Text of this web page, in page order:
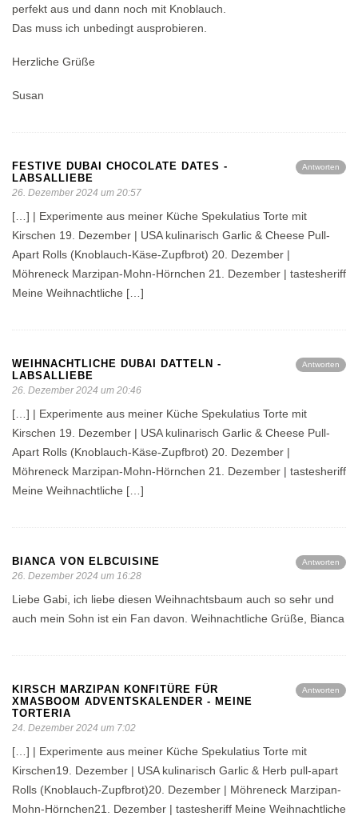
perfekt aus und dann noch mit Knoblauch.
Das muss ich unbedingt ausprobieren.
Herzliche Grüße
Susan
Antworten
FESTIVE DUBAI CHOCOLATE DATES -
LABSALLIEBE
26. Dezember 2024 um 20:57
[…] | Experimente aus meiner Küche Spekulatius Torte mit
Kirschen 19. Dezember | USA kulinarisch Garlic & Cheese Pull-
Apart Rolls (Knoblauch-Käse-Zupfbrot) 20. Dezember |
Möhreneck Marzipan-Mohn-Hörnchen 21. Dezember | tastesheriff
Meine Weihnachtliche […]
Antworten
WEIHNACHTLICHE DUBAI DATTELN -
LABSALLIEBE
26. Dezember 2024 um 20:46
[…] | Experimente aus meiner Küche Spekulatius Torte mit
Kirschen 19. Dezember | USA kulinarisch Garlic & Cheese Pull-
Apart Rolls (Knoblauch-Käse-Zupfbrot) 20. Dezember |
Möhreneck Marzipan-Mohn-Hörnchen 21. Dezember | tastesheriff
Meine Weihnachtliche […]
Antworten
BIANCA VON ELBCUISINE
26. Dezember 2024 um 16:28
Liebe Gabi, ich liebe diesen Weihnachtsbaum auch so sehr und
auch mein Sohn ist ein Fan davon. Weihnachtliche Grüße, Bianca
Antworten
KIRSCH MARZIPAN KONFITÜRE FÜR
XMASBOOM ADVENTSKALENDER - MEINE
TORTERIA
24. Dezember 2024 um 7:02
[…] | Experimente aus meiner Küche Spekulatius Torte mit
Kirschen19. Dezember | USA kulinarisch Garlic & Herb pull-apart
Rolls (Knoblauch-Zupfbrot)20. Dezember | Möhreneck Marzipan-
Mohn-Hörnchen21. Dezember | tastesheriff Meine Weihnachtliche